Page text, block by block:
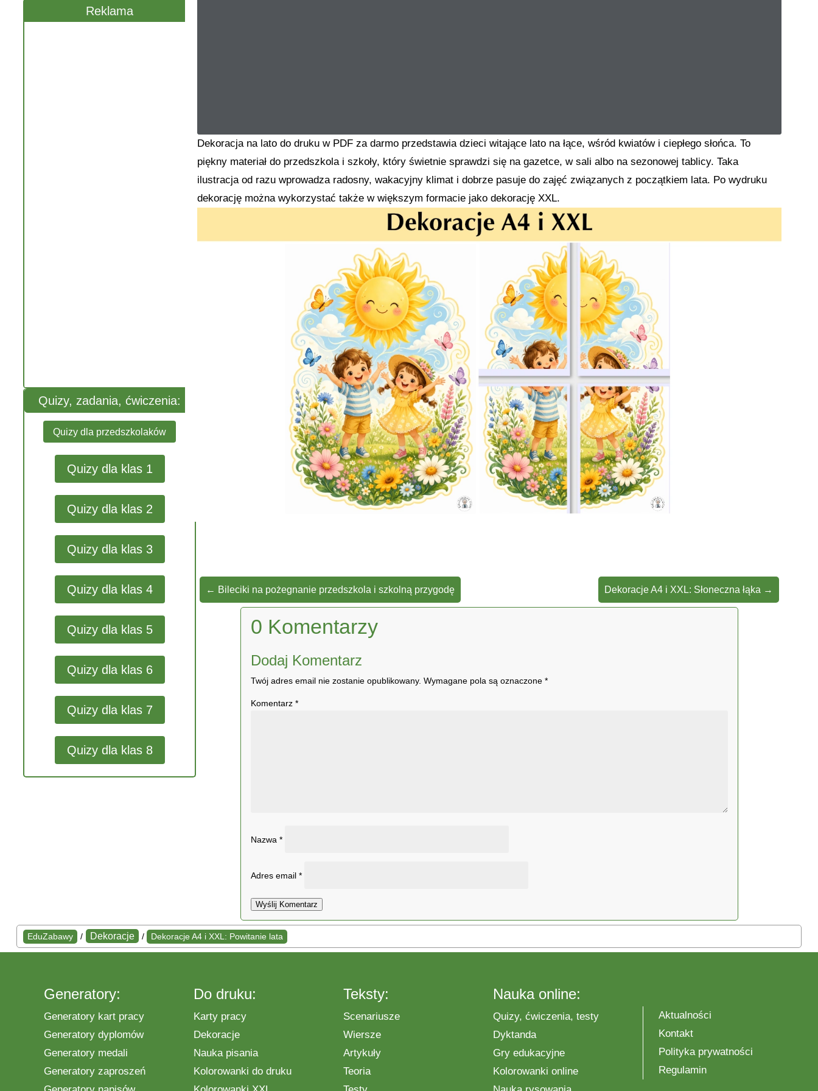
Reklama
Quizy, zadania, ćwiczenia:
Quizy dla przedszkolaków
Quizy dla klas 1
Quizy dla klas 2
Quizy dla klas 3
Quizy dla klas 4
Quizy dla klas 5
Quizy dla klas 6
Quizy dla klas 7
Quizy dla klas 8
Dekoracja na lato do druku w PDF za darmo przedstawia dzieci witające lato na łące, wśród kwiatów i ciepłego słońca. To
piękny materiał do przedszkola i szkoły, który świetnie sprawdzi się na gazetce, w sali albo na sezonowej tablicy. Taka
ilustracja od razu wprowadza radosny, wakacyjny klimat i dobrze pasuje do zajęć związanych z początkiem lata. Po wydruku
dekorację można wykorzystać także w większym formacie jako dekorację XXL.
← Bileciki na pożegnanie przedszkola i szkolną przygodę Dekoracje A4 i XXL: Słoneczna łąka →
0 Komentarzy
Dodaj Komentarz
Twój adres email nie zostanie opublikowany. Wymagane pola są oznaczone *
Komentarz *
Nazwa *
Adres email *
Wyślij Komentarz
EduZabawy / Dekoracje / Dekoracje A4 i XXL: Powitanie lata
Generatory:
Generatory kart pracy
Generatory dyplomów
Generatory medali
Generatory zaproszeń
Do druku:
Karty pracy
Dekoracje
Nauka pisania
Kolorowanki do druku
Teksty:
Scenariusze
Wiersze
Artykuły
Teoria
Nauka online:
Quizy, ćwiczenia, testy
Dyktanda
Gry edukacyjne
Kolorowanki online
Aktualności
Kontakt
Polityka prywatności
Regulamin